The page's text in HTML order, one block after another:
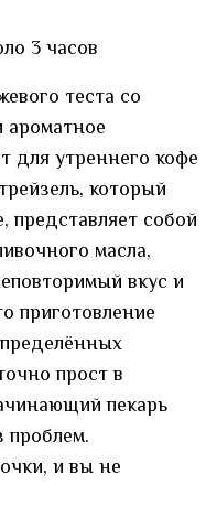
3 часов
теста со
для утреннего кофе
который
представляет собой
масла,
вкус и
приготовление
прост в
пекарь
проблем.
и вы не